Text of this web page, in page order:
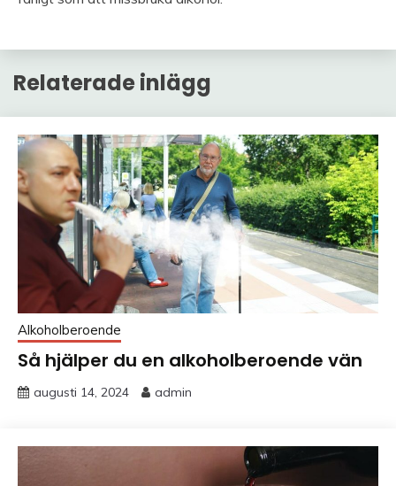
Relaterade inlägg
Alkoholberoende
Så hjälper du en alkoholberoende vän
augusti 14, 2024 admin